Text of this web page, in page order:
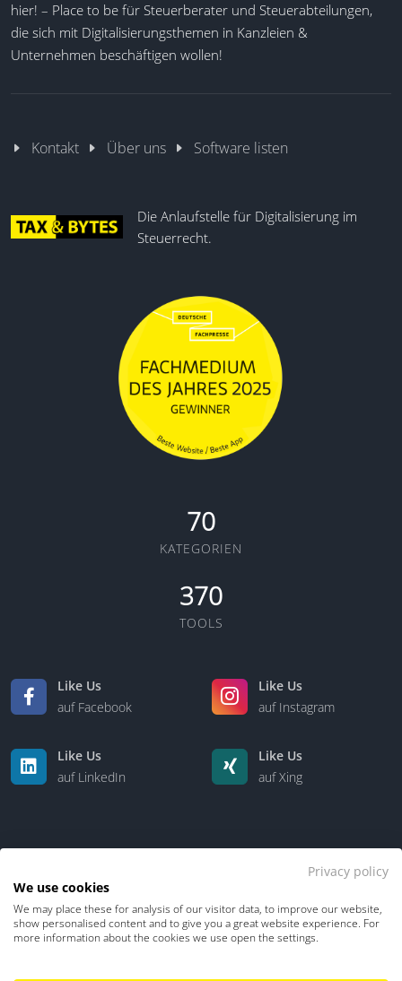
hier! – Place to be für Steuerberater und Steuerabteilungen,
die sich mit Digitalisierungsthemen in Kanzleien &
Unternehmen beschäftigen wollen!
Kontakt Über uns Software listen
Die Anlaufstelle für Digitalisierung im
Steuerrecht.
70
KATEGORIEN
370
TOOLS
Like Us
auf Facebook
Like Us
auf Instagram
Like Us
auf LinkedIn
Like Us
auf Xing
Kontakt Über uns
Privacy policy
We use cookies
We may place these for analysis of our visitor data, to improve our website,
show personalised content and to give you a great website experience. For
more information about the cookies we use open the settings.